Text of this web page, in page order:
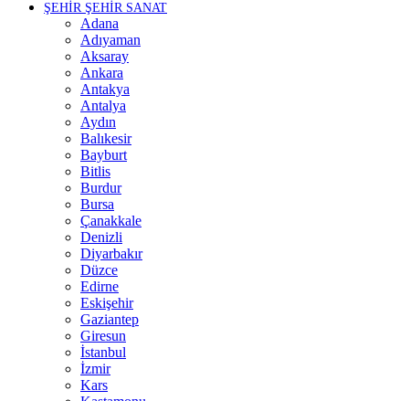
ŞEHİR ŞEHİR SANAT
Adana
Adıyaman
Aksaray
Ankara
Antakya
Antalya
Aydın
Balıkesir
Bayburt
Bitlis
Burdur
Bursa
Çanakkale
Denizli
Diyarbakır
Düzce
Edirne
Eskişehir
Gaziantep
Giresun
İstanbul
İzmir
Kars